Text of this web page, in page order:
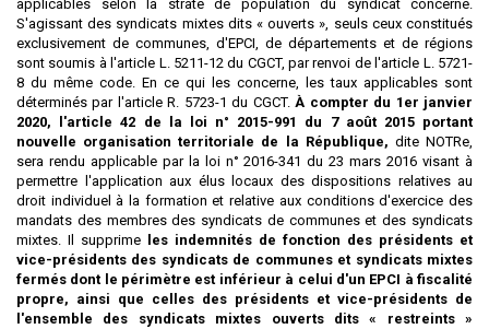
applicables selon la strate de population du syndicat concerné.
S'agissant des syndicats mixtes dits « ouverts », seuls ceux constitués
exclusivement de communes, d'EPCI, de départements et de régions
sont soumis à l'article L. 5211-12 du CGCT, par renvoi de l'article L. 5721-
8 du même code. En ce qui les concerne, les taux applicables sont
déterminés par l'article R. 5723-1 du CGCT.À compter du 1er janvier
2020, l'article 42 de la loi n° 2015-991 du 7 août 2015 portant
nouvelle organisation territoriale de la République, dite NOTRe,
sera rendu applicable par la loi n° 2016-341 du 23 mars 2016 visant à
permettre l'application aux élus locaux des dispositions relatives au
droit individuel à la formation et relative aux conditions d'exercice des
mandats des membres des syndicats de communes et des syndicats
mixtes. Il supprime les indemnités de fonction des présidents et
vice-présidents des syndicats de communes et syndicats mixtes
fermés dont le périmètre est inférieur à celui d'un EPCI à fiscalité
propre, ainsi que celles des présidents et vice-présidents de
l'ensemble des syndicats mixtes ouverts dits « restreints »